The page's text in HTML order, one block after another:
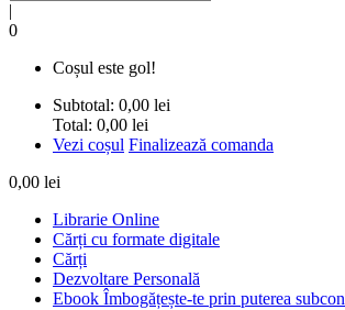
|
0
Coșul este gol!
Subtotal: 0,00 lei
Total: 0,00 lei
Vezi coșul Finalizează comanda
0,00 lei
Librarie Online
Cărți cu formate digitale
Cărți
Dezvoltare Personală
Ebook Îmbogățește-te prin puterea